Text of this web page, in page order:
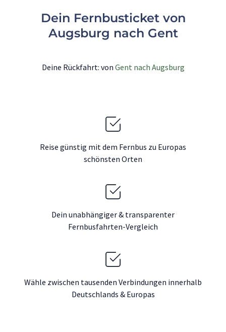
Dein Fernbusticket von
Augsburg nach Gent
Deine Rückfahrt: von Gent nach Augsburg
Reise günstig mit dem Fernbus zu Europas
schönsten Orten
Dein unabhängiger & transparenter
Fernbusfahrten-Vergleich
Wähle zwischen tausenden Verbindungen innerhalb
Deutschlands & Europas